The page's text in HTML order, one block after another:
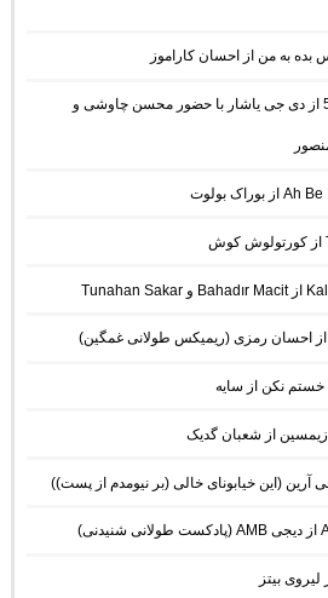
بده به من از احسان کاراموز
دانلود آهنگ ریمیکس زلزله 5 از دی جی یاشار با حضور محسن چاوشی و
نکن از سایه
از شعبان گدیک
آرین (این خیابونای خالی (بر نیومدم از پست))